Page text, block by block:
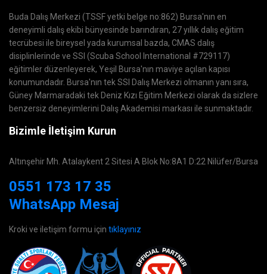
Buda Dalış Merkezi (TSSF yetki belge no:862) Bursa'nın en
deneyimli dalış ekibi bünyesinde barındıran, 27 yıllık dalış eğitim
tecrübesi ile bireysel yada kurumsal bazda, CMAS dalış
disiplinlerinde ve SSI (Scuba School International #729117)
eğitimler düzenleyerek, Yeşil Bursa'nın maviye açılan kapısı
konumundadır. Bursa'nın tek SSI Dalış Merkezi olmanın yanı sıra,
Güney Marmaradaki tek Deniz Kızı Eğitim Merkezi olarak da sizlere
benzersiz deneyimlerini Dalış Akademisi markası ile sunmaktadır.
Bizimle İletişim Kurun
Altınşehir Mh. Atalaykent 2 Sitesi A Blok No:8A1 D:22 Nilüfer/Bursa
0551 173 17 35
WhatsApp Mesaj
Kroki ve iletişim formu için tıklayınız